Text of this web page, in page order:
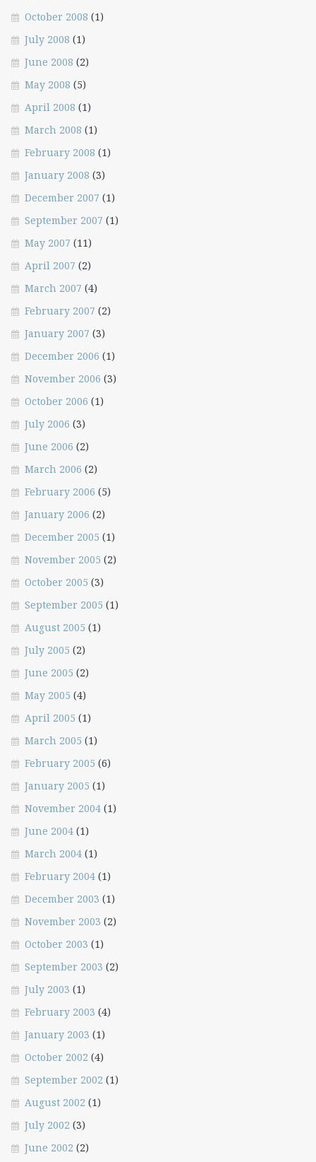
October 2008 (1)
July 2008 (1)
June 2008 (2)
May 2008 (5)
April 2008 (1)
March 2008 (1)
February 2008 (1)
January 2008 (3)
December 2007 (1)
September 2007 (1)
May 2007 (11)
April 2007 (2)
March 2007 (4)
February 2007 (2)
January 2007 (3)
December 2006 (1)
November 2006 (3)
October 2006 (1)
July 2006 (3)
June 2006 (2)
March 2006 (2)
February 2006 (5)
January 2006 (2)
December 2005 (1)
November 2005 (2)
October 2005 (3)
September 2005 (1)
August 2005 (1)
July 2005 (2)
June 2005 (2)
May 2005 (4)
April 2005 (1)
March 2005 (1)
February 2005 (6)
January 2005 (1)
November 2004 (1)
June 2004 (1)
March 2004 (1)
February 2004 (1)
December 2003 (1)
November 2003 (2)
October 2003 (1)
September 2003 (2)
July 2003 (1)
February 2003 (4)
January 2003 (1)
October 2002 (4)
September 2002 (1)
August 2002 (1)
July 2002 (3)
June 2002 (2)